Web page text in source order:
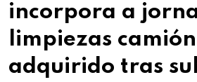
incorpora a
limpiezas camión
adquirido tras